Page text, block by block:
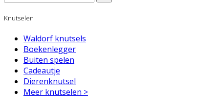
Knutselen
Waldorf knutsels
Boekenlegger
Buiten spelen
Cadeautje
Dierenknutsel
Meer knutselen >